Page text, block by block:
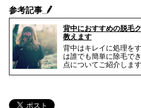
参考記事
背中におすすめの脱毛
教えます
背中はキレイに処理を
は誰でも簡単に除毛で
点についてご紹介します